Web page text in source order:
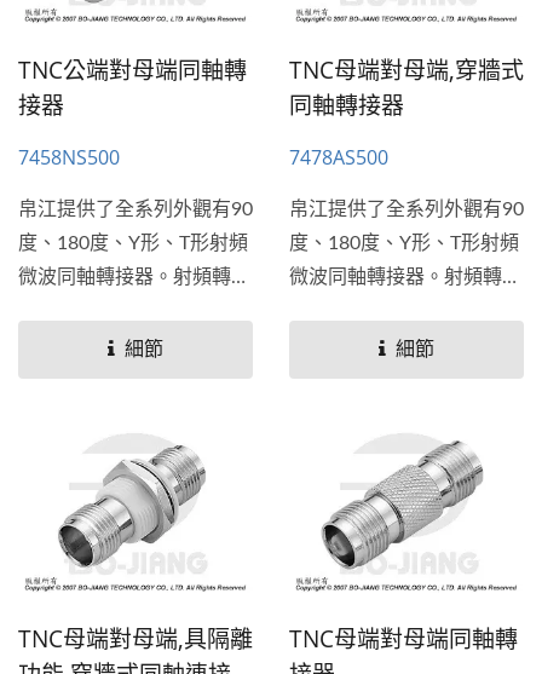
TNC公端對母端同軸轉
接器
7458NS500
帛江提供了全系列外觀有90
度、180度、Y形、T形射頻
微波同軸轉接器。射頻轉接
同或是相同射頻連接器端口
連接的應用。帛江也提供穿
解決方案。
細節
TNC母端對母端,穿牆式
同軸轉接器
7478AS500
帛江提供了全系列外觀有90
度、180度、Y形、T形射頻
微波同軸轉接器。射頻轉接
同或是相同射頻連接器端口
連接的應用。帛江也提供穿
細節
TNC母端對母端,具隔離
TNC母端對母端同軸轉